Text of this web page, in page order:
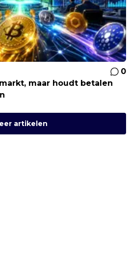
0
maar houdt betalen
artikelen